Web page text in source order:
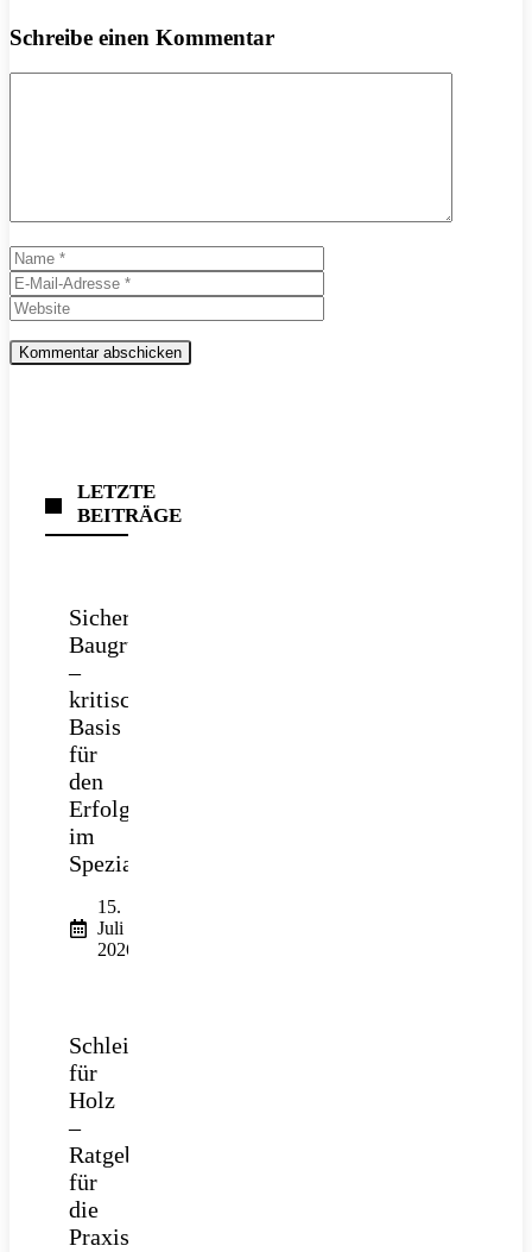
Schreibe einen Kommentar
Name
Mail-
Adresse
LETZTE
BEITRÄGE
Sichere
Baugrube
–
kritische
Basis
für
den
Erfolg
im
Spezialtiefbau
15.
Juli
2026
Schleifpapier
für
Holz
–
Ratgeber
für
die
Praxis